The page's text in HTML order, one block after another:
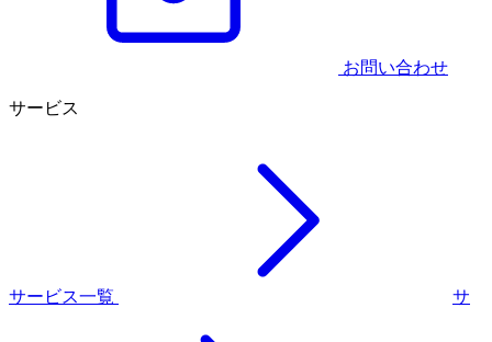
お問い合わせ
サービス
サービス一覧 サ